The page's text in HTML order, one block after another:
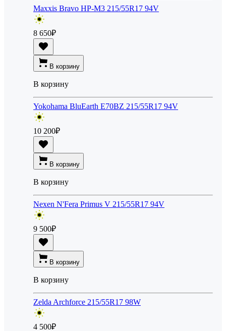
Maxxis Bravo HP-M3 215/55R17 94V
8 650₽
В корзину
В корзину
Yokohama BluEarth E70BZ 215/55R17 94V
10 200₽
В корзину
В корзину
Nexen N'Fera Primus V 215/55R17 94V
9 500₽
В корзину
В корзину
Zelda Archforce 215/55R17 98W
4 500₽